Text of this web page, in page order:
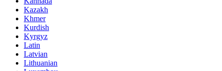
Kazakh
Khmer
Kurdish
Kyrgyz
Latin
Latvian
Lithuanian